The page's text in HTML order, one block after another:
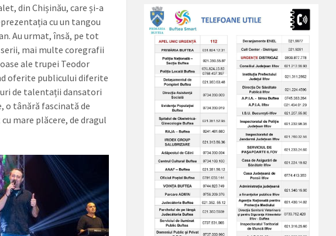
din Chișinău, care și-a
cu un tangou
Au urmat, însă, pe tot
mai multe coregrafii
ale trupei Teodor
oferite publicului diferite
de talentații dansatori
o tânără fascinată de
mare plăcere, de dragul